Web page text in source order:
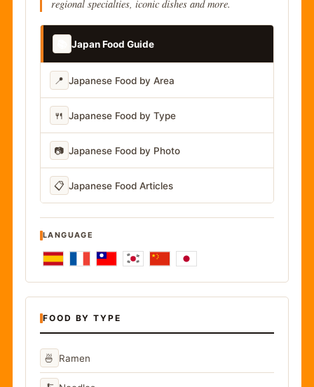
regional specialties, iconic dishes and more.
Japan Food Guide
📍 Japanese Food by Area
🍴 Japanese Food by Type
📷 Japanese Food by Photo
📋 Japanese Food Articles
LANGUAGE
FOOD BY TYPE
🍜 Ramen